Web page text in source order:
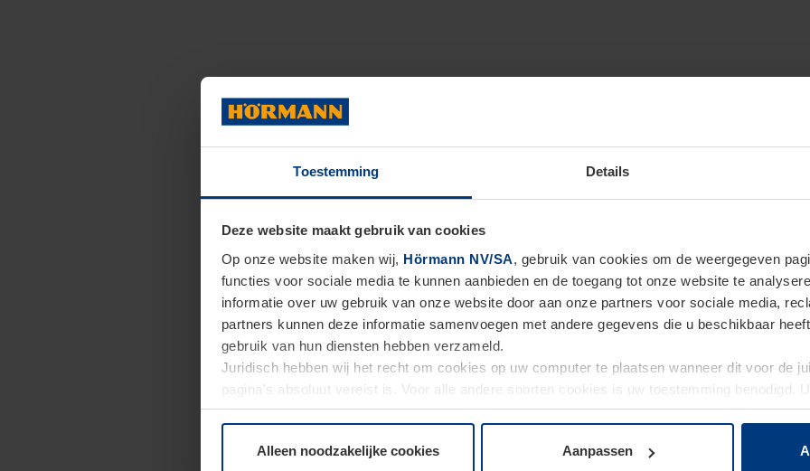
Toestemming Details
Deze website maakt gebruik van cookies
Op onze website maken wij, Hörmann NV/SA, gebruik van cookies om de weergegeven
functies voor sociale media te kunnen aanbieden en de toegang tot onze website te
informatie over uw gebruik van onze website door aan onze partners voor sociale media,
partners kunnen deze informatie samenvoegen met andere gegevens die u beschikbaar
gebruik van hun diensten hebben verzameld.
Juridisch hebben wij het recht om cookies op uw computer te plaatsen wanneer dit voor de
pagina's absoluut vereist is. Voor alle andere soorten cookies is uw toestemming benodigd.
moment bij de uitleg van de cookies op paginaPrivacyverklaringop onze website wijzigen
Alleen noodzakelijke cookies Aanpassen